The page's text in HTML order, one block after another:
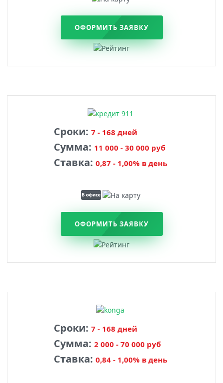
ОФОРМИТЬ ЗАЯВКУ
Сроки: 7 - 168 дней
Сумма: 11 000 - 30 000 руб
Ставка: 0,87 - 1,00% в день
ОФОРМИТЬ ЗАЯВКУ
Сроки: 7 - 168 дней
Сумма: 2 000 - 70 000 руб
Ставка: 0,84 - 1,00% в день